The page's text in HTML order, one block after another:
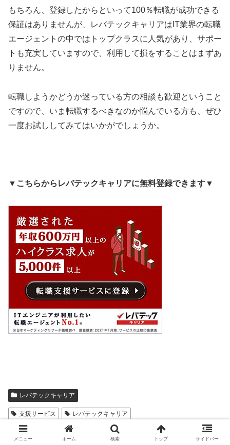
もちろん、登録したからといって100％転職が成功できる
保証はありませんが、レバテックキャリアはIT業界の転職
エージェントの中ではトップクラスに人気があり、サポー
トも充実していますので、利用して損をすることはまずあ
りません。
転職しようかどうか迷っている方の相談も歓迎ということ
ですので、いま転職するべきなのか悩んでいる方も、ぜひ
一度お試ししてみてはいかがでしょうか。
▼ こちらからレバテックキャリアに無料登録できます▼
レバテックキャリア
支援サービス レバテックキャリア
メニュー ホーム 検索 トップ サイドバー